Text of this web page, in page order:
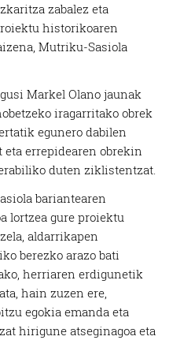
zabalez eta
historikoaren
Mutriku-Sasiola
Markel Olano jaunak
iragarritako obrek
egunero dabilen
errepidearen obrekin
duten ziklistentzat.
bariantearen
lortzea gure proiektu
aldarrikapen
berezko arazo bati
herriaren erdigunetik
hain zuzen ere,
egokia emanda eta
hirigune atseginagoa eta